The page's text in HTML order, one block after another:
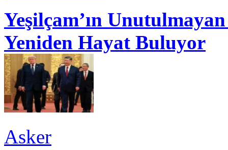
Yeşilçam’ın
Yeniden Hayat Buluyor
Asker